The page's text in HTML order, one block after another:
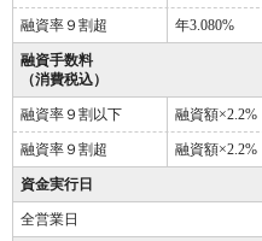
融資率９割超 年3.080%
融資手数料
（消費税込）
融資率９割以下 融資額×2.2%
融資率９割超 融資額×2.2%
資金実行日
全営業日